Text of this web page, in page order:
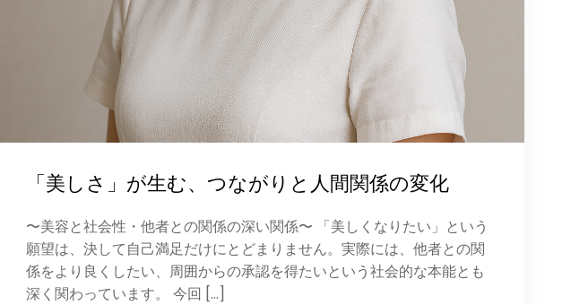
「美しさ」が生む、つながりと人間関係の変化
〜美容と社会性・他者との関係の深い関係〜 「美しくなりたい」という
願望は、決して自己満足だけにとどまりません。実際には、他者との関
係をより良くしたい、周囲からの承認を得たいという社会的な本能とも
深く関わっています。 今回 […]